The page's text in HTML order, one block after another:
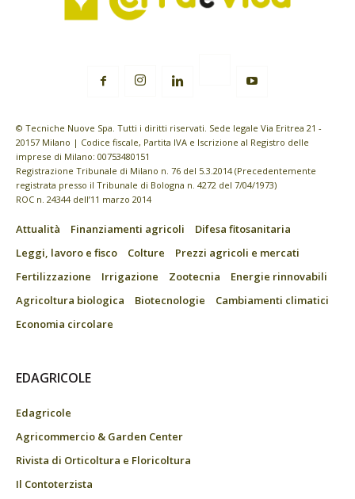
© Tecniche Nuove Spa. Tutti i diritti riservati. Sede legale Via Eritrea 21 -
20157 Milano | Codice fiscale, Partita IVA e Iscrizione al Registro delle
imprese di Milano: 00753480151
Registrazione Tribunale di Milano n. 76 del 5.3.2014 (Precedentemente
registrata presso il Tribunale di Bologna n. 4272 del 7/04/1973)
ROC n. 24344 dell’11 marzo 2014
Attualità Finanziamenti agricoli
Difesa fitosanitaria
Leggi, lavoro e fisco
Colture
Prezzi agricoli e mercati
Fertilizzazione
Irrigazione Zootecnia
Energie rinnovabili
Agricoltura biologica
Biotecnologie
Cambiamenti climatici
Economia circolare
EDAGRICOLE
Edagricole
Agricommercio & Garden Center
Rivista di Orticoltura e Floricoltura
Il Contoterzista